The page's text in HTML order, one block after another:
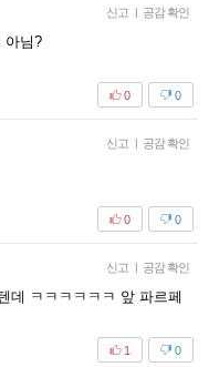
신고 | 공감 확인
아님?
0
0
신고 | 공감 확인
0
0
신고 | 공감 확인
데 ㅋㅋㅋㅋㅋㅋ 앞 파르페
0
1